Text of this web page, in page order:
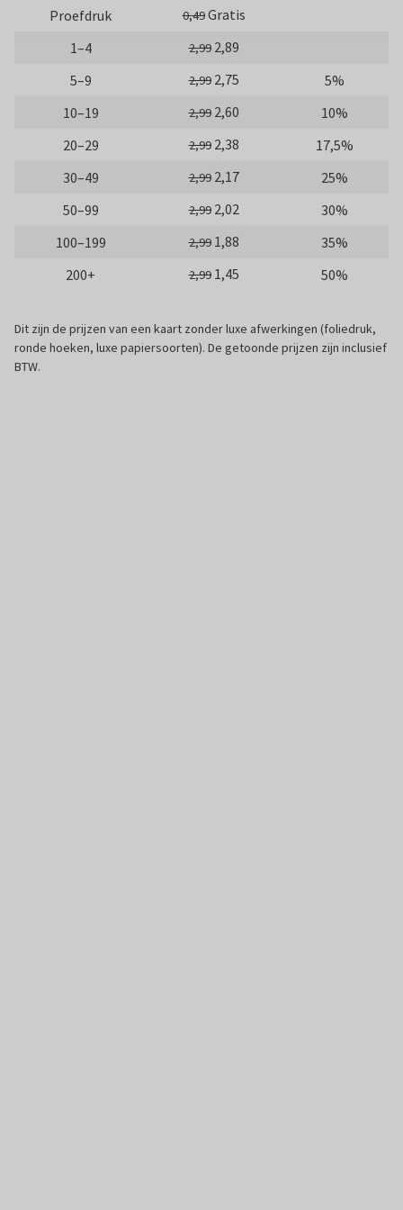
Proefdruk 0,49Gratis
1–4
2,99 2,89
5–9
2,99 2,75
5%
10–19
2,99 2,60
10%
20–29
2,99 2,38
17,5%
30–49
2,99 2,17
25%
50–99
2,99 2,02
30%
100–199
2,99 1,88
35%
200+
2,99 1,45 50%
Dit zijn de prijzen van een kaart zonder luxe afwerkingen (foliedruk,
ronde hoeken, luxe papiersoorten). De getoonde prijzen zijn inclusief
BTW.